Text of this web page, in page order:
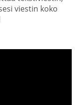
viestin koko